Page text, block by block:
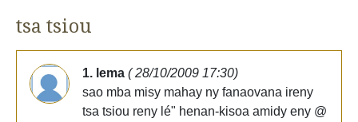
tsa tsiou
1. lema ( 28/10/2009 17:30)
sao mba misy mahay ny fanaovana ireny
tsa tsiou reny lé" henan-kisoa amidy eny @